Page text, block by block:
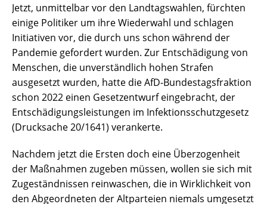
Jetzt, unmittelbar vor den Landtagswahlen, fürchten
einige Politiker um ihre Wiederwahl und schlagen
Initiativen vor, die durch uns schon während der
Pandemie gefordert wurden. Zur Entschädigung von
Menschen, die unverständlich hohen Strafen
ausgesetzt wurden, hatte die AfD-Bundestagsfraktion
schon 2022 einen Gesetzentwurf eingebracht, der
Entschädigungsleistungen im Infektionsschutzgesetz
(Drucksache 20/1641) verankerte.
Nachdem jetzt die Ersten doch eine Überzogenheit
der Maßnahmen zugeben müssen, wollen sie sich mit
Zugeständnissen reinwaschen, die in Wirklichkeit von
den Abgeordneten der Altparteien niemals umgesetzt